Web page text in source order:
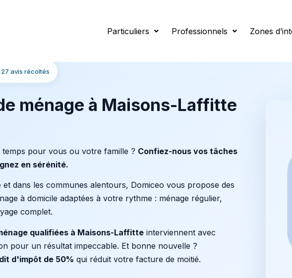
Particuliers Professionnels Zones
27 avis récoltés
ménage à Maisons-Laffitte
temps pour vous ou votre famille ? Confiez-nous vos tâches
en sérénité.
et dans les communes alentours, Domiceo vous propose des
à domicile adaptées à votre rythme : ménage régulier,
complet.
qualifiées à Maisons-Laffitte interviennent avec
pour un résultat impeccable. Et bonne nouvelle ?
d'impôt de 50% qui réduit votre facture de moitié.